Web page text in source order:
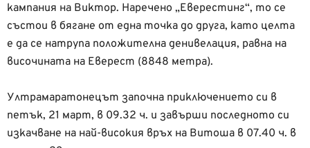
кампания на Виктор. Наречено „Еверестинг“, то се
състои в бягане от една точка до друга, като целта
е да се натрупа положителна денивелация, равна на
височината на Еверест (8848 метра).
Ултрамаратонецът започна приключението си в
петък, 21 март, в 09.32 ч. и завърши последното си
изкачване на най-високия връх на Витоша в 07.40 ч. в